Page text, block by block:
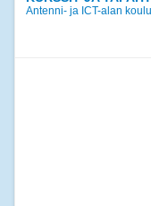
Antenni- ja ICT-alan